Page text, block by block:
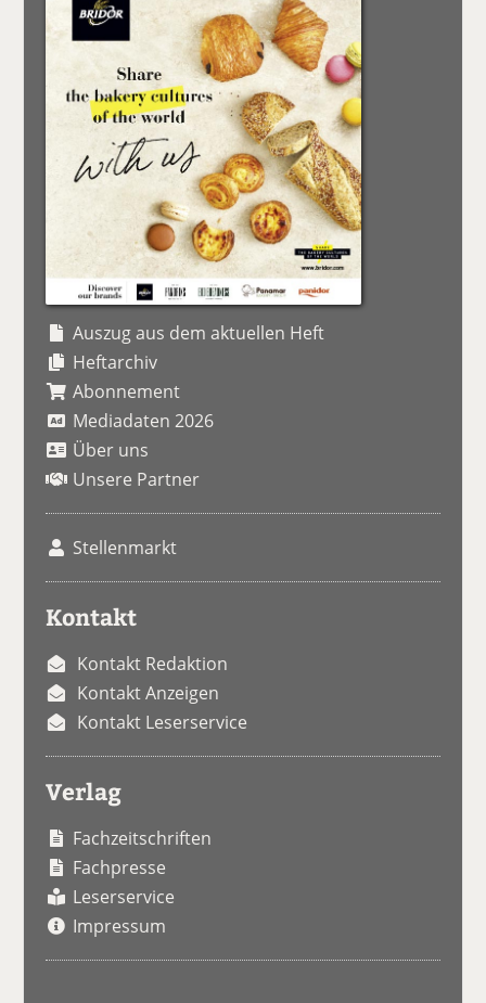
Auszug aus dem aktuellen Heft
Heftarchiv
Abonnement
Mediadaten 2026
Über uns
Unsere Partner
Stellenmarkt
Kontakt
Kontakt Redaktion
Kontakt Anzeigen
Kontakt Leserservice
Verlag
Fachzeitschriften
Fachpresse
Leserservice
Impressum